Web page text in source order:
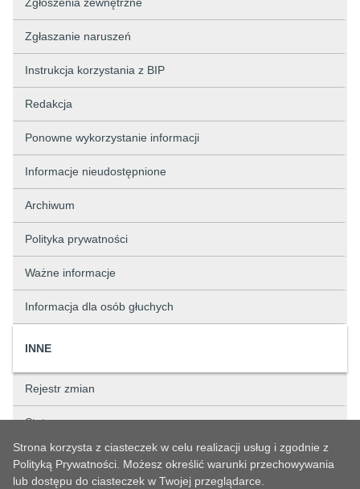
Zgłaszanie naruszeń
Instrukcja korzystania z BIP
Redakcja
Ponowne wykorzystanie informacji
Informacje nieudostępnione
Archiwum
Polityka prywatności
Ważne informacje
Informacja dla osób głuchych
INNE
Rejestr zmian
Status sprawy
Strona korzysta z ciasteczek w celu realizacji usług i zgodnie z
Polityką Prywatności. Możesz określić warunki przechowywania
lub dostępu do ciasteczek w Twojej przeglądarce.